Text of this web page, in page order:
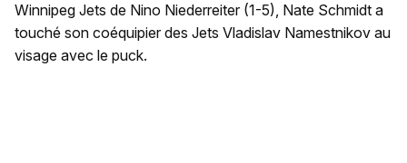
Winnipeg Jets de Nino Niederreiter (1-5), Nate Schmidt a
touché son coéquipier des Jets Vladislav Namestnikov au
visage avec le puck.